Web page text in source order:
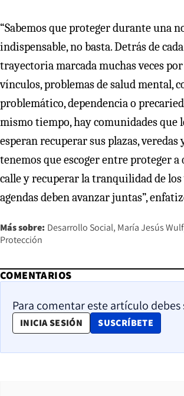
“Sabemos que proteger durante una
indispensable, no basta. Detrás de
trayectoria marcada muchas veces
vínculos, problemas de salud mental,
problemático, dependencia o
mismo tiempo, hay comunidades que
esperan recuperar sus plazas, veredas
tenemos que escoger entre proteger a
calle y recuperar la tranquilidad de los
agendas deben avanzar juntas”,
Más sobre: Desarrollo Social María Jesús Wulf
Protección
COMENTARIOS
Para comentar este artículo debes
INICIA SESIÓN SUSCRÍBETE
OPENS IN NEW